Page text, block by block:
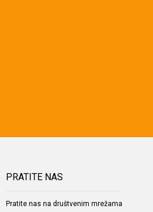
PRATITE NAS
Pratite nas na društvenim mrežama